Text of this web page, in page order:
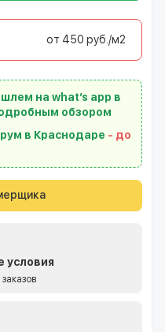
от 450 руб./м2
на what’s app в
обзором
в Краснодаре - до
условия